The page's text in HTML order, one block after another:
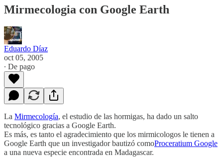
Mirmecologia con Google Earth
Eduardo Díaz
oct 05, 2005
∙ De pago
La Mirmecología, el estudio de las hormigas, ha dado un salto
tecnológico gracias a Google Earth.
Es más, es tanto el agradecimiento que los mirmicologos le tienen a
Google Earth que un investigador bautizó comoProceratium Google
a una nueva especie encontrada en Madagascar.